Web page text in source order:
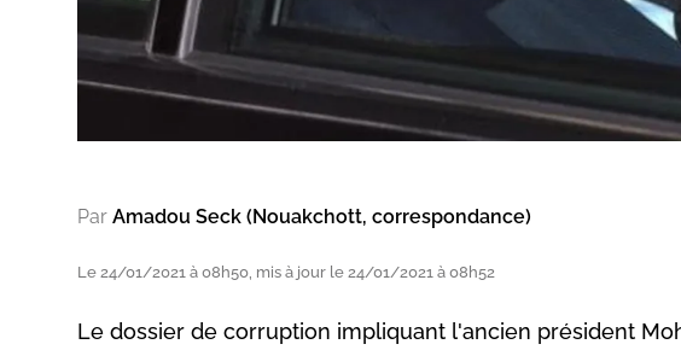
Par Amadou Seck (Nouakchott, correspondance)
Le 24/01/2021 à 08h50, mis à jour le 24/01/2021 à 08h52
Le dossier de corruption impliquant l'ancien président